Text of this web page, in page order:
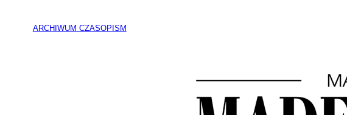
ARCHIWUM CZASOPISM